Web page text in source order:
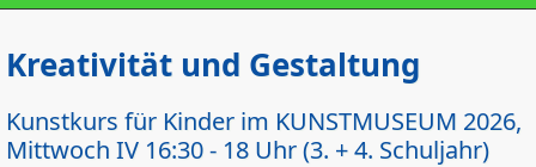
Kreativität und Gestaltung
Kunstkurs für Kinder im KUNSTMUSEUM 2026,
Mittwoch IV 16:30 - 18 Uhr (3. + 4. Schuljahr)